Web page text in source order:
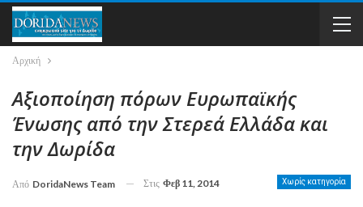
Αρχική
Αξιοποίηση πόρων Ευρωπαϊκής
Ένωσης από την Στερεά Ελλάδα και
την Δωρίδα
Χωρίς κατηγορία
Από DoridaNews Team Στις Φεβ 11, 2014